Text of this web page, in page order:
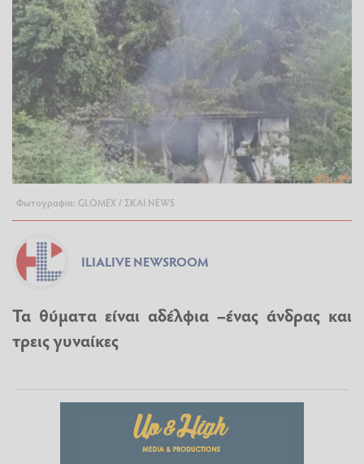
Φωτογραφία: GLOMEX / ΣΚΑΙ NEWS
ILIALIVE NEWSROOM
Τα θύματα είναι αδέλφια –ένας άνδρας και
τρεις γυναίκες